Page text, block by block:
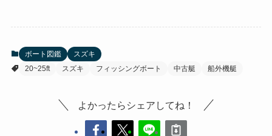
ボート図鑑
スズキ
20~25ft
スズキ フィッシングボート 中古艇 船外機艇
よかったらシェアしてね！